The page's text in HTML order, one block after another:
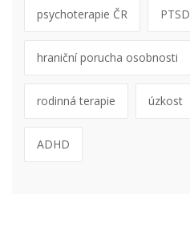
psychoterapie ČR PTSD
hraniční porucha osobnosti
rodinná terapie úzkost
ADHD